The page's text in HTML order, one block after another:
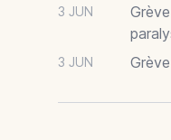
3 JUN
3 JUN